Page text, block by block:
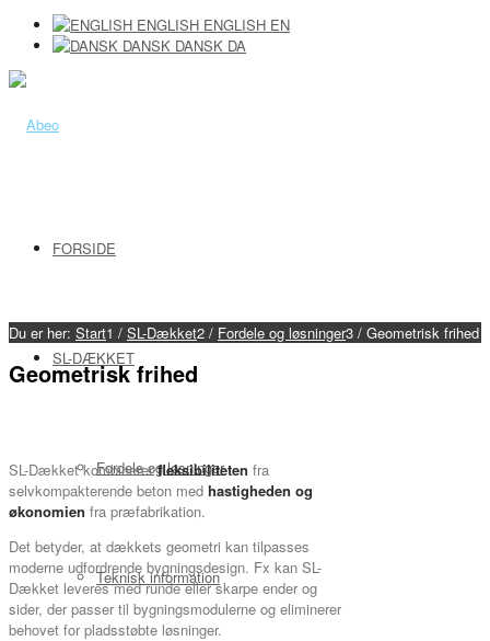
ENGLISH ENGLISH EN
DANSK DANSK DA
FORSIDE
SL-DÆKKET
Fordele og løsninger
Teknisk information
Du er her: Start1 / SL-Dækket2 / Fordele og løsninger3 / Geometrisk frihed
Geometrisk frihed
SL-Dækket kombinererfleksibiliteten fra
selvkompakterende beton med hastigheden og
økonomien fra præfabrikation.
Det betyder, at dækkets geometri kan tilpasses
moderne udfordrende bygningsdesign. Fx kan SL-
Dækket leveres med runde eller skarpe ender og
sider, der passer til bygningsmodulerne og eliminerer
behovet for pladsstøbte løsninger.